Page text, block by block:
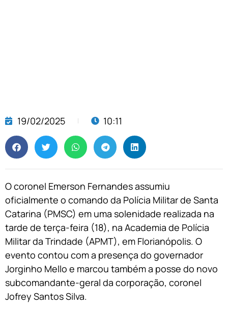
19/02/2025 10:11
O coronel Emerson Fernandes assumiu
oficialmente o comando da Polícia Militar de Santa
Catarina (PMSC) em uma solenidade realizada na
tarde de terça-feira (18), na Academia de Polícia
Militar da Trindade (APMT), em Florianópolis. O
evento contou com a presença do governador
Jorginho Mello e marcou também a posse do novo
subcomandante-geral da corporação, coronel
Jofrey Santos Silva.